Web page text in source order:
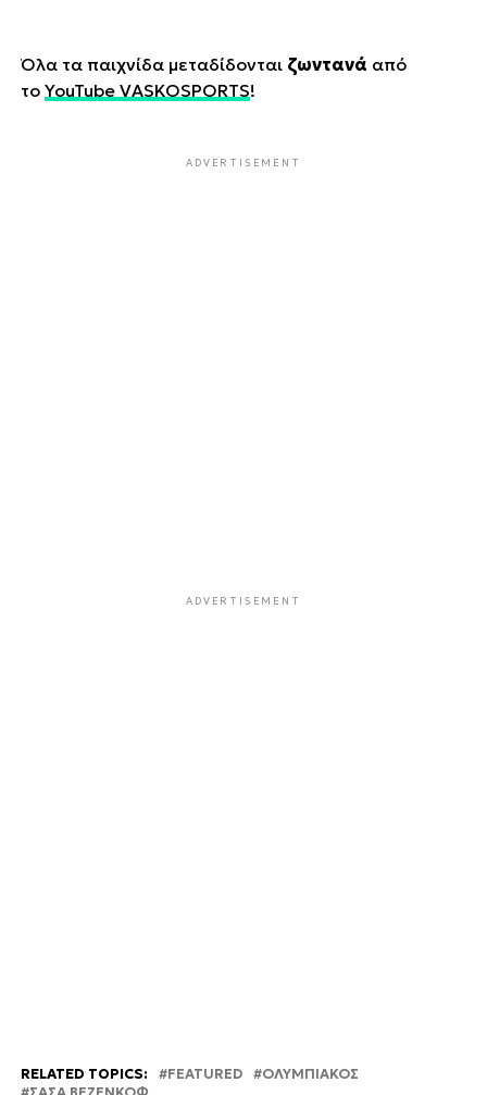
Όλα τα παιχνίδα μεταδίδονται ζωντανά από
το YouTube VASKOSPORTS!
ADVERTISEMENT
ADVERTISEMENT
RELATED TOPICS: FEATURED
ΟΛΥΜΠΙΑΚΟΣ